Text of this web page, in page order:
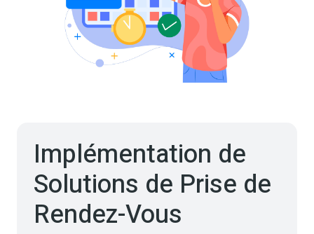
Implémentation de
Solutions de Prise de
Rendez-Vous